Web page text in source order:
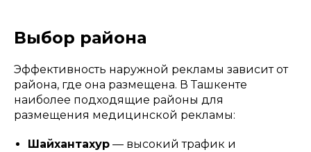
Выбор района
Эффективность наружной рекламы зависит от
района, где она размещена. В Ташкенте
наиболее подходящие районы для
размещения медицинской рекламы:
Шайхантахур — высокий трафик и